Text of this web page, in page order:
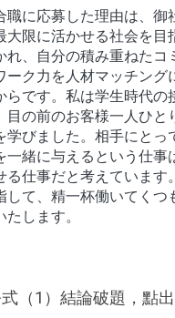
職に応募した理由は、御
大限に活かせる社会を目
れ、自分の積み重ねたコ
ーク力を人材マッチング
らです。私は学生時代の
目の前のお客様一人ひと
学びました。相手にとっ
一緒に与えるという仕事
る仕事だと考えています
して、精一杯働いてくつ
します。
（1）結論破題，點